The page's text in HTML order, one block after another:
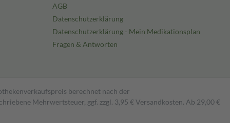
AGB
Datenschutzerklärung
Datenschutzerklärung - Mein Medikationsplan
Fragen & Antworten
berechnet nach der
Mehrwertsteuer, ggf. zzgl. 3,95 € Versandkosten. Ab 29,00 €